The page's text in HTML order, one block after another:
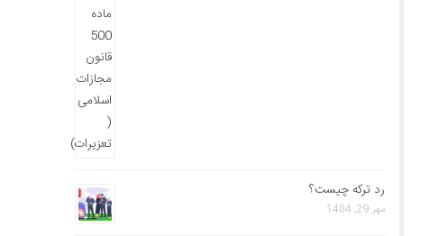
رد ترکه چیست؟
مهر 29, 1404